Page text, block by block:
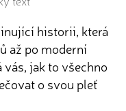
historii, která
až po moderní
jak to všechno
o svou pleť